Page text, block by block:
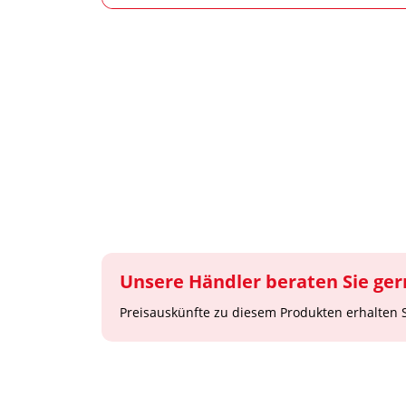
Unsere Händler beraten Sie
Preisauskünfte zu diesem Produkten